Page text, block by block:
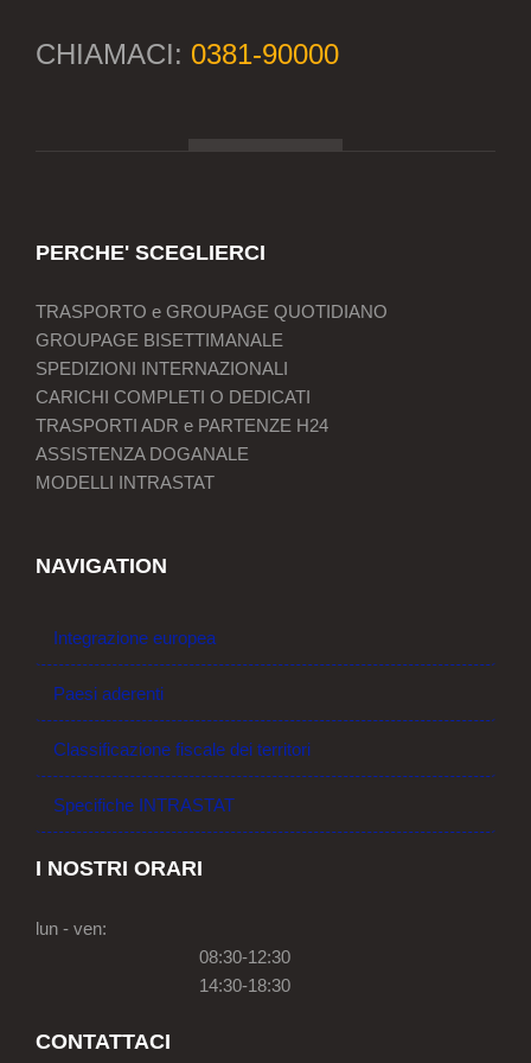
CHIAMACI: 0381-90000
PERCHE' SCEGLIERCI
TRASPORTO e GROUPAGE QUOTIDIANO
GROUPAGE BISETTIMANALE
SPEDIZIONI INTERNAZIONALI
CARICHI COMPLETI O DEDICATI
TRASPORTI ADR e PARTENZE H24
ASSISTENZA DOGANALE
MODELLI INTRASTAT
NAVIGATION
Integrazione europea
Paesi aderenti
Classificazione fiscale dei territori
Specifiche INTRASTAT
I NOSTRI ORARI
lun - ven:
08:30-12:30
14:30-18:30
CONTATTACI